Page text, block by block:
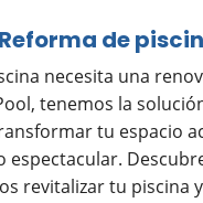
Reforma de
necesita una
tenemos la
tu espacio
espectacular.
revitalizar tu piscina